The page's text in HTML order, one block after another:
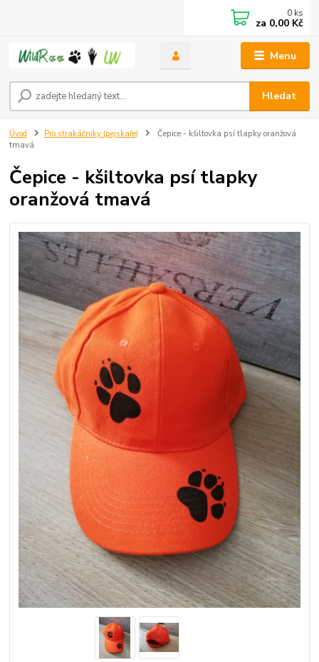
Menu
Hledat
0 ks
za 0,00 Kč
Úvod Pro strakáčníky (pejskaře)
Čepice - kšiltovka psí tlapky oranžová
tmavá
Čepice - kšiltovka psí tlapky
oranžová tmavá